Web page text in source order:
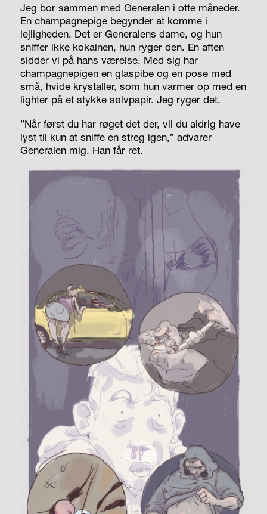
Jeg bor sammen med Generalen i otte måneder.
En champagnepige begynder at komme i
lejligheden. Det er Generalens dame, og hun
sniffer ikke kokainen, hun ryger den. En aften
sidder vi på hans værelse. Med sig har
champagnepigen en glaspibe og en pose med
små, hvide krystaller, som hun varmer op med en
lighter på et stykke sølvpapir. Jeg ryger det.
”Når først du har røget det der, vil du aldrig have
lyst til kun at sniffe en streg igen,” advarer
Generalen mig. Han får ret.